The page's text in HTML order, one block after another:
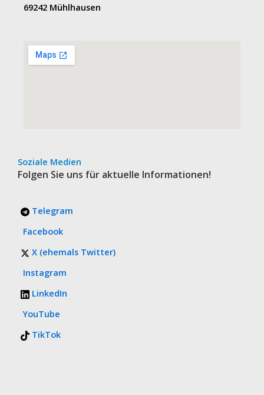
69242 Mühlhausen
Soziale Medien
Folgen Sie uns für aktuelle Informationen!
Telegram
Facebook
X (ehemals Twitter)
Instagram
LinkedIn
YouTube
TikTok